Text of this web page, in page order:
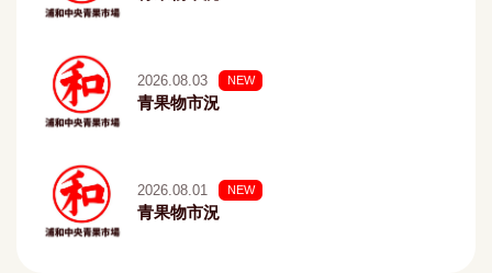
2026.08.03 NEW
青果物市況
2026.08.01 NEW
青果物市況